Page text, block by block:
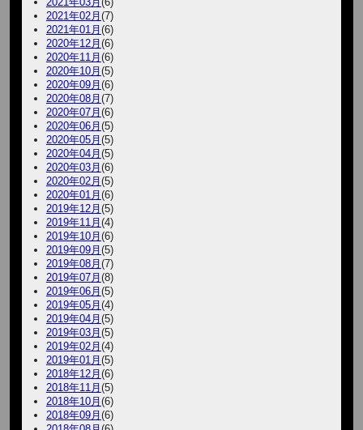
2021年02月(7)
2021年01月(6)
2020年12月(6)
2020年11月(6)
2020年10月(5)
2020年09月(6)
2020年08月(7)
2020年07月(6)
2020年06月(5)
2020年05月(5)
2020年04月(5)
2020年03月(6)
2020年02月(5)
2020年01月(6)
2019年12月(5)
2019年11月(4)
2019年10月(6)
2019年09月(5)
2019年08月(7)
2019年07月(8)
2019年06月(5)
2019年05月(4)
2019年04月(5)
2019年03月(5)
2019年02月(4)
2019年01月(5)
2018年12月(6)
2018年11月(5)
2018年10月(6)
2018年09月(6)